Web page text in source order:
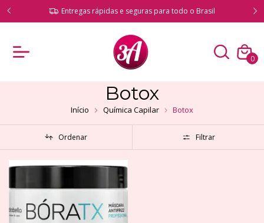
Entregas rápidas e seguras para todo o Brasil
0
Botox
Início Química Capilar Botox
Ordenar Filtrar